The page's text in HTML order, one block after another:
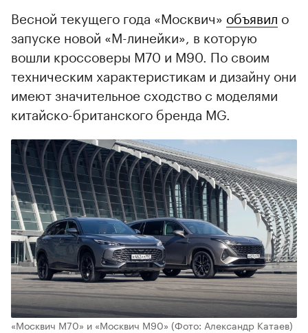
Весной текущего года «Москвич» объявил о
запуске новой «М-линейки», в которую
вошли кроссоверы М70 и М90. По своим
техническим характеристикам и дизайну они
имеют значительное сходство с моделями
китайско-британского бренда MG.
«Москвич M70» и «Москвич M90» (Фото: Александр Катаев)